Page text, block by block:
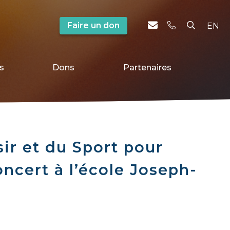
Faire un don EN
Dons Partenaires
et du Sport pour
à l’école Joseph-